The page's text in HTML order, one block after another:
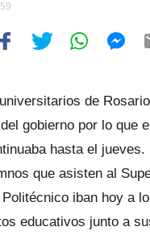
de
gobierno por lo que
hasta el jueves.
que asisten al
iban hoy a
educativos junto a